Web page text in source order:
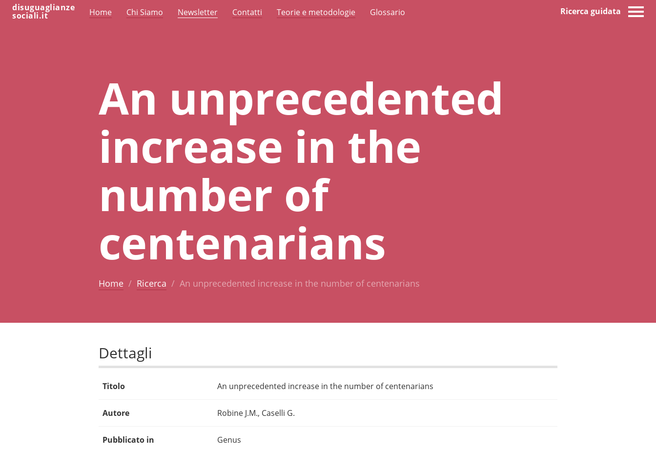
disuguaglianze
sociali.it Home Chi Siamo Newsletter Contatti Teorie e metodologie Glossario Ricerca guidata
An unprecedented
increase in the
number of
centenarians
Home Ricerca An unprecedented increase in the number of centenarians
Dettagli
Titolo An unprecedented increase in the number of centenarians
Autore Robine J.M., Caselli G.
Pubblicato in Genus